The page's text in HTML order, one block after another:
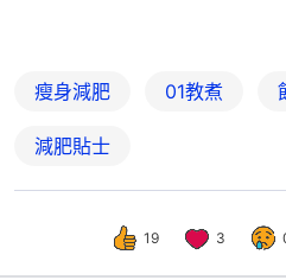
瘦身減肥 01教煮
減肥貼士
19 3